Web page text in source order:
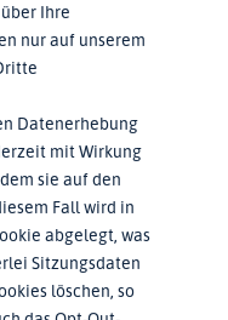
Ihre
nur auf unserem
Datenerhebung
mit Wirkung
sie auf den
Fall wird in
abgelegt, was
Sitzungsdaten
löschen, so